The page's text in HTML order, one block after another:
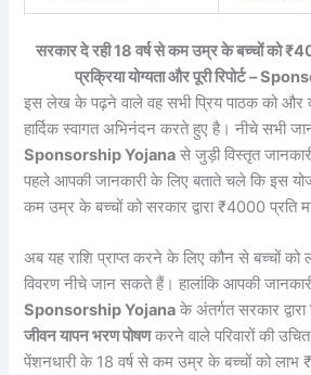
सरकार दे रही 18 वर्ष से कम उम्र के बच्चों को
प्रक्रिया योग्यता और पूरी रिपोर्ट –
इस लेख के पढ़ने वाले वह सभी प्रिय पाठक को और
हार्दिक स्वागत अभिनंदन करते हुए है। नीचे सभी
Sponsorship Yojana से जुड़ी विस्तृत
पहले आपकी जानकारी के लिए बताते चले कि इस
कम उम्र के बच्चों को सरकार द्वारा ₹4000 प्रति
अब यह राशि प्राप्त करने के लिए कौन से बच्चों को
विवरण नीचे जान सकते हैं। हालांकि आपकी
Sponsorship Yojana के अंतर्गत सरकार द्वारा
जीवन यापन भरण पोषणकरने वाले परिवारों की
पेंशनधारी के 18 वर्ष से कम उम्र के बच्चों को लाभ